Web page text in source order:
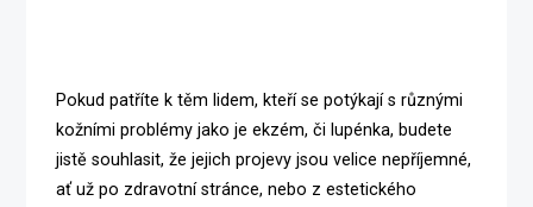
Pokud patříte k těm lidem, kteří se potýkají s různými
kožními problémy jako je ekzém, či lupénka, budete
jistě souhlasit, že jejich projevy jsou velice nepříjemné,
ať už po zdravotní stránce, nebo z estetického